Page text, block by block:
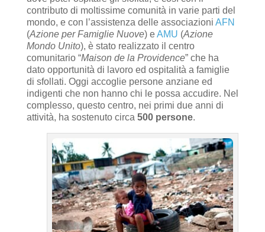
contributo di moltissime comunità in varie parti del
mondo, e con l’assistenza delle associazioni AFN
(Azione per Famiglie Nuove) eAMU (Azione
Mondo Unito), è stato realizzato il centro
comunitario “Maison de la Providence” che ha
dato opportunità di lavoro ed ospitalità a famiglie
di sfollati. Oggi accoglie persone anziane ed
indigenti che non hanno chi le possa accudire. Nel
complesso, questo centro, nei primi due anni di
attività, ha sostenuto circa 500 persone.